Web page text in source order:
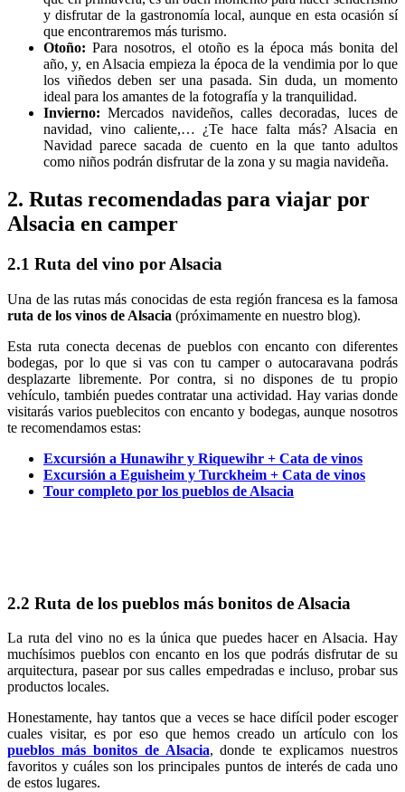
y disfrutar de la gastronomía local, aunque en esta ocasión sí
que encontraremos más turismo.
Otoño: Para nosotros, el otoño es la época más bonita del
año, y, en Alsacia empieza la época de la vendimia por lo que
los viñedos deben ser una pasada. Sin duda, un momento
ideal para los amantes de la fotografía y la tranquilidad.
Invierno: Mercados navideños, calles decoradas, luces de
navidad, vino caliente,… ¿Te hace falta más? Alsacia en
Navidad parece sacada de cuento en la que tanto adultos
como niños podrán disfrutar de la zona y su magia navideña.
2. Rutas recomendadas para viajar por
Alsacia en camper
2.1 Ruta del vino por Alsacia
Una de las rutas más conocidas de esta región francesa es la famosa
ruta de los vinos de Alsacia (próximamente en nuestro blog).
Esta ruta conecta decenas de pueblos con encanto con diferentes
bodegas, por lo que si vas con tu camper o autocaravana podrás
desplazarte libremente. Por contra, si no dispones de tu propio
vehículo, también puedes contratar una actividad. Hay varias donde
visitarás varios pueblecitos con encanto y bodegas, aunque nosotros
te recomendamos estas:
Excursión a Hunawihr y Riquewihr + Cata de vinos
Excursión a Eguisheim y Turckheim + Cata de vinos
Tour completo por los pueblos de Alsacia
2.2 Ruta de los pueblos más bonitos de Alsacia
La ruta del vino no es la única que puedes hacer en Alsacia. Hay
muchísimos pueblos con encanto en los que podrás disfrutar de su
arquitectura, pasear por sus calles empedradas e incluso, probar sus
productos locales.
Honestamente, hay tantos que a veces se hace difícil poder escoger
cuales visitar, es por eso que hemos creado un artículo con los
pueblos más bonitos de Alsacia, donde te explicamos nuestros
favoritos y cuáles son los principales puntos de interés de cada uno
de estos lugares.